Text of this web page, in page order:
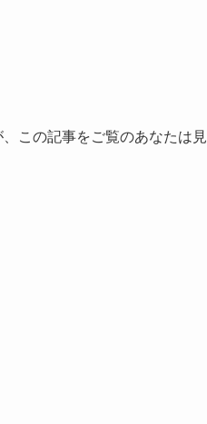
この記事をご覧のあなたは見